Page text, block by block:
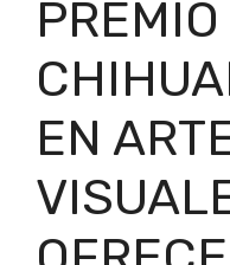
PREMIO
EN